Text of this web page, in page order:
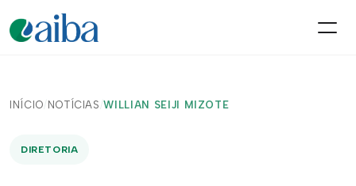
INÍCIO/ NOTÍCIAS /WILLIAN SEIJI MIZOTE
DIRETORIA